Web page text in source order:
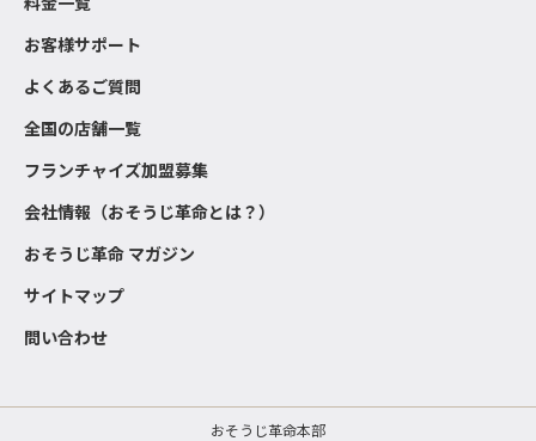
お客様サポート
よくあるご質問
全国の店舗一覧
フランチャイズ加盟募集
会社情報（おそうじ革命とは？）
おそうじ革命 マガジン
サイトマップ
問い合わせ
おそうじ革命本部